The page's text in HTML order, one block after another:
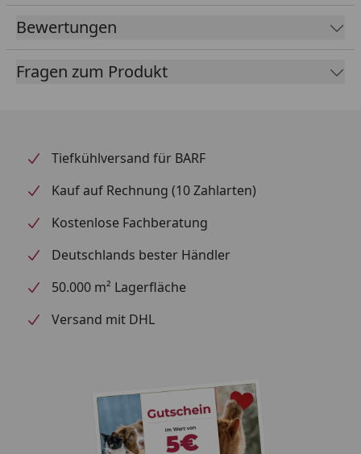
ReefMat-bereitREEFER G2+-Systeme verfügen über
ein herausnehmbares, ReefMat-fähiges
mechanisches Filterfach, komplett mit
Mikrofiltersocken und Medienbechern.
Wasserflusses, was zu einem leiseren Betrieb führt.
neues und verbessertes Hochpräzisionsventil am
Fallrohr, das eine einfache Regulierung des
Betrieb ermöglicht.
Hinweis: Auslieferung der Produkte erfolgt ohne
Bewertungen
Fragen zum Produkt
Tiefkühlversand für BARF
Kauf auf Rechnung (10 Zahlarten)
Kostenlose Fachberatung
Deutschlands bester Händler
50.000 m² Lagerfläche
Versand mit DHL